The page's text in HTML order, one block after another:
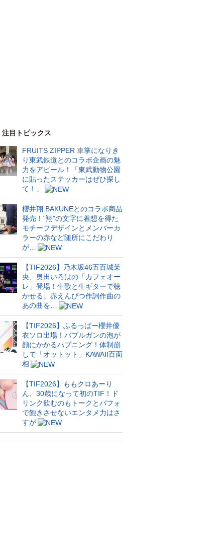
注目トピックス
FRUITS ZIPPER 車掌になりき
り東武鉄道とのコラボ企画の魅
力をアピール！「東武動物公園
に貼ったステッカーはぜひ探し
て！」
櫻井翔 BAKUNEとのコラボ商品
発売！“翔”の文字に着想を得た
モチーフデザインとメンバーカ
ラーの赤など随所にこだわり
が…
【TIF2026】乃木坂46五百城茉
央、奥田いろはの「カフェオー
レ」登場！生歌と生ギターで聴
かせる。赤えんぴつ作詞作曲の
あの曲を…
【TIF2026】ふるっぱー櫻井優
衣ソロ出場！バブルガンの泡が
顔にかかるハプニング！体制崩
して「オットット」KAWAII百面
相
【TIF2026】ももクロあーり
ん、30歳になって初のTIF！ド
リンク飲むのもトークとパフォ
で飽きさせないエンタメ力はさ
すが